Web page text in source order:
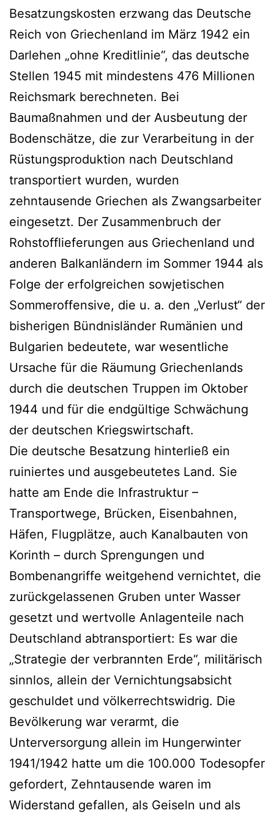
Besatzungskosten erzwang das Deutsche
Reich von Griechenland im März 1942 ein
Darlehen „ohne Kreditlinie“, das deutsche
Stellen 1945 mit mindestens 476 Millionen
Reichsmark berechneten. Bei
Baumaßnahmen und der Ausbeutung der
Bodenschätze, die zur Verarbeitung in der
Rüstungsproduktion nach Deutschland
transportiert wurden, wurden
zehntausende Griechen als Zwangsarbeiter
eingesetzt. Der Zusammenbruch der
Rohstofflieferungen aus Griechenland und
anderen Balkanländern im Sommer 1944 als
Folge der erfolgreichen sowjetischen
Sommeroffensive, die u. a. den „Verlust“ der
bisherigen Bündnisländer Rumänien und
Bulgarien bedeutete, war wesentliche
Ursache für die Räumung Griechenlands
durch die deutschen Truppen im Oktober
1944 und für die endgültige Schwächung
der deutschen Kriegswirtschaft.
Die deutsche Besatzung hinterließ ein
ruiniertes und ausgebeutetes Land. Sie
hatte am Ende die Infrastruktur –
Transportwege, Brücken, Eisenbahnen,
Häfen, Flugplätze, auch Kanalbauten von
Korinth – durch Sprengungen und
Bombenangriffe weitgehend vernichtet, die
zurückgelassenen Gruben unter Wasser
gesetzt und wertvolle Anlagenteile nach
Deutschland abtransportiert: Es war die
„Strategie der verbrannten Erde“, militärisch
sinnlos, allein der Vernichtungsabsicht
geschuldet und völkerrechtswidrig. Die
Bevölkerung war verarmt, die
Unterversorgung allein im Hungerwinter
1941/1942 hatte um die 100.000 Todesopfer
gefordert, Zehntausende waren im
Widerstand gefallen, als Geiseln und als